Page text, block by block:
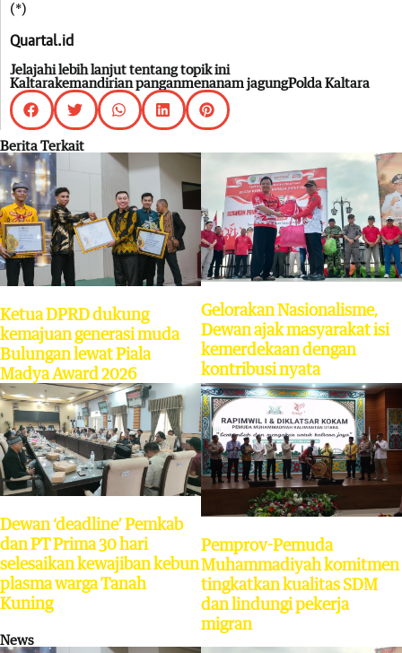
(*)
Quartal.id
Jelajahi lebih lanjut tentang topik ini
Kaltarakemandirian panganmenanam jagungPolda Kaltara
Berita Terkait
Ketua DPRD dukung
kemajuan generasi muda
Bulungan lewat Piala
Madya Award 2026
Gelorakan Nasionalisme,
Dewan ajak masyarakat isi
kemerdekaan dengan
kontribusi nyata
Dewan ‘deadline’ Pemkab
dan PT Prima 30 hari
selesaikan kewajiban kebun
plasma warga Tanah
Kuning
Pemprov-Pemuda
Muhammadiyah komitmen
tingkatkan kualitas SDM
dan lindungi pekerja
migran
News